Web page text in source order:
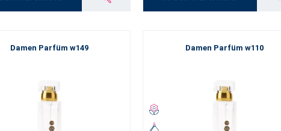
Damen Parfüm w149 Damen Parfüm w110